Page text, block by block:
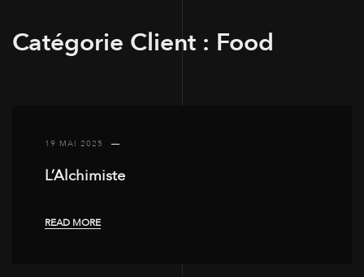
Catégorie Client : Food
19 MAI 2025
L’Alchimiste
READ MORE